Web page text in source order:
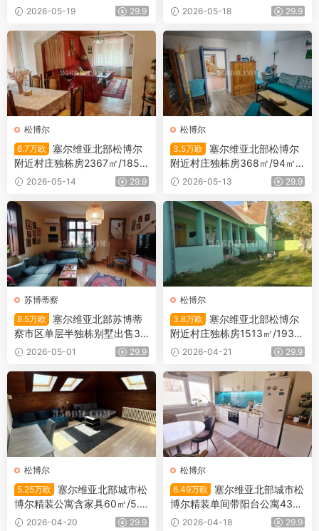
㎡/6.9万欧
2026-05-19 29.9
115㎡/8.5万欧
2026-05-18 29.9
松博尔
6.7万欧
塞尔维亚北部松博尔
附近村庄独栋房2367㎡/185
㎡/6.7万欧
2026-05-14 29.9
松博尔
3.5万欧
塞尔维亚北部松博尔
附近村庄独栋房368㎡/94㎡/
3.5万欧
2026-05-13 29.9
苏博蒂察
8.5万欧
塞尔维亚北部苏博蒂
察市区单层半独栋别墅出售37
3㎡/106㎡/8.5万欧
2026-05-01 29.9
松博尔
3.8万欧
塞尔维亚北部松博尔
附近村庄独栋房1513㎡/193
㎡/3.8万欧
2026-04-21 29.9
松博尔
5.25万欧
塞尔维亚北部城市松
博尔精装公寓含家具60㎡/5.2
5万欧2026-04-20 29.9
松博尔
6.49万欧
塞尔维亚北部城市松
博尔精装单间带阳台公寓43
㎡/6.49万欧
2026-04-18 29.9